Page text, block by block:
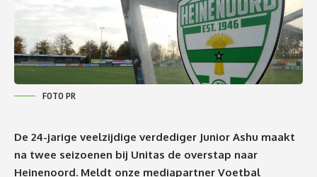
FOTO PR
De 24-jarige veelzijdige verdediger Junior Ashu maakt
na twee seizoenen bij Unitas de overstap naar
Heinenoord. Meldt onze mediapartner Voetbal